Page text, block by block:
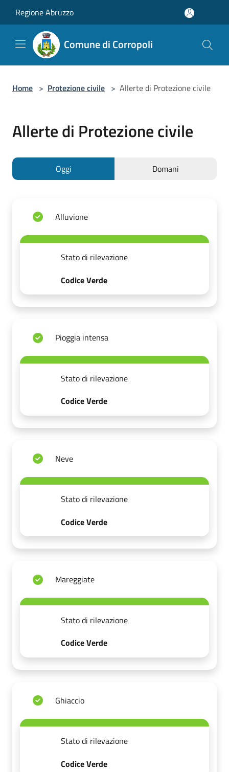
Regione Abruzzo
Comune di Corropoli
Home > Protezione civile > Allerte di Protezione civile
Allerte di Protezione civile
Oggi Domani
Alluvione
Stato di rilevazione
Codice Verde
Pioggia intensa
Stato di rilevazione
Codice Verde
Neve
Stato di rilevazione
Codice Verde
Mareggiate
Stato di rilevazione
Codice Verde
Ghiaccio
Stato di rilevazione
Codice Verde